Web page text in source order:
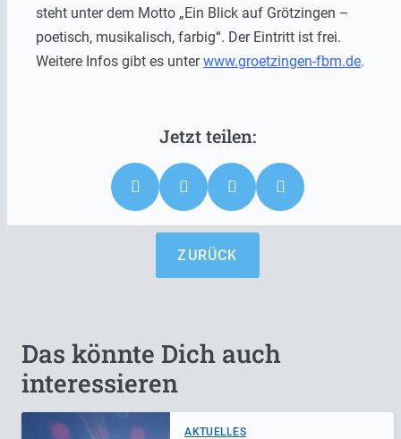
steht unter dem Motto „Ein Blick auf Grötzingen –
poetisch, musikalisch, farbig“. Der Eintritt ist frei.
Weitere Infos gibt es unterwww.groetzingen-fbm.de.
ZURÜCK
Das könnte Dich auch
interessieren
AKTUELLES